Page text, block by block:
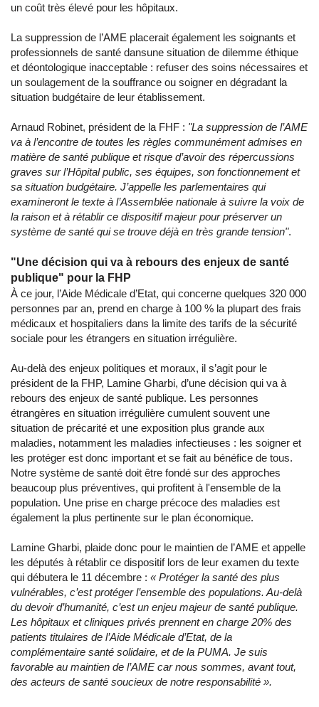
un coût très élevé pour les hôpitaux.
La suppression de l’AME placerait également les soignants et
professionnels de santé dansune situation de dilemme éthique
et déontologique inacceptable : refuser des soins nécessaires et
un soulagement de la souffrance ou soigner en dégradant la
situation budgétaire de leur établissement.
Arnaud Robinet, président de la FHF : "La suppression de l’AME
va à l’encontre de toutes les règles communément admises en
matière de santé publique et risque d’avoir des répercussions
graves sur l’Hôpital public, ses équipes, son fonctionnement et
sa situation budgétaire. J’appelle les parlementaires qui
examineront le texte à l’Assemblée nationale à suivre la voix de
la raison et à rétablir ce dispositif majeur pour préserver un
système de santé qui se trouve déjà en très grande tension".
"Une décision qui va à rebours des enjeux de santé
publique" pour la FHP
À ce jour, l’Aide Médicale d’Etat, qui concerne quelques 320 000
personnes par an, prend en charge à 100 % la plupart des frais
médicaux et hospitaliers dans la limite des tarifs de la sécurité
sociale pour les étrangers en situation irrégulière.
Au-delà des enjeux politiques et moraux, il s’agit pour le
président de la FHP, Lamine Gharbi, d’une décision qui va à
rebours des enjeux de santé publique. Les personnes
étrangères en situation irrégulière cumulent souvent une
situation de précarité et une exposition plus grande aux
maladies, notamment les maladies infectieuses : les soigner et
les protéger est donc important et se fait au bénéfice de tous.
Notre système de santé doit être fondé sur des approches
beaucoup plus préventives, qui profitent à l'ensemble de la
population. Une prise en charge précoce des maladies est
également la plus pertinente sur le plan économique.
Lamine Gharbi, plaide donc pour le maintien de l’AME et appelle
les députés à rétablir ce dispositif lors de leur examen du texte
qui débutera le 11 décembre : « Protéger la santé des plus
vulnérables, c’est protéger l’ensemble des populations. Au-delà
du devoir d’humanité, c’est un enjeu majeur de santé publique.
Les hôpitaux et cliniques privés prennent en charge 20% des
patients titulaires de l’Aide Médicale d’Etat, de la
complémentaire santé solidaire, et de la PUMA. Je suis
favorable au maintien de l’AME car nous sommes, avant tout,
des acteurs de santé soucieux de notre responsabilité ».